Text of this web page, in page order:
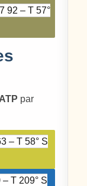
92 – T 57°
par
– T 58° S
T 209° S